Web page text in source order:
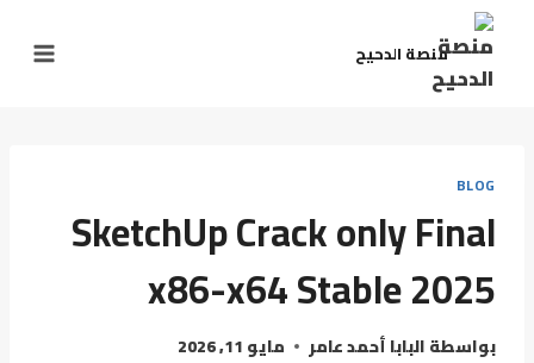
منصة الدحيح
BLOG
SketchUp Crack only Final
x86-x64 Stable 2025
بواسطةالبابا أحمد عامر مايو 11, 2026